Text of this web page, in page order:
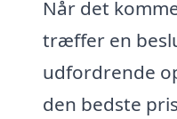
Når det
træffer en
udfordrende
den bedste